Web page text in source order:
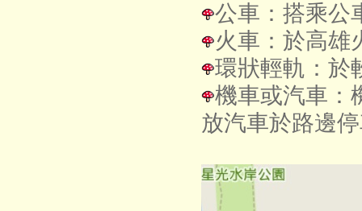
公車：搭乘公
火車：於高雄
環狀輕軌：於
機車或汽車：
放汽車於路邊